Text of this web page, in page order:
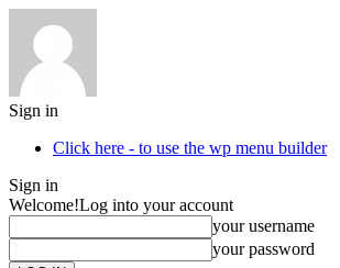
Sign in
Click here - to use the wp menu builder
Sign in
Welcome!Log into your account
your username
your password